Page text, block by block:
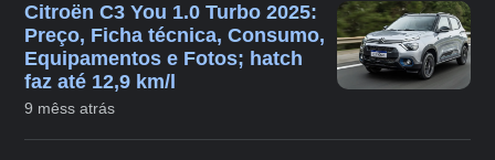
Citroën C3 You 1.0 Turbo 2025:
Preço, Ficha técnica, Consumo,
Equipamentos e Fotos; hatch
faz até 12,9 km/l
9 mêss atrás